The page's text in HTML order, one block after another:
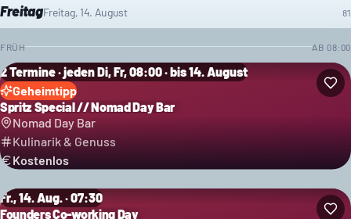
FreitagFreitag, 14. August 81
FRÜH AB 08:00
2 Termine · jeden Di, Fr, 08:00 · bis 14. August
Geheimtipp
Spritz Special // Nomad Day Bar
Nomad Day Bar
Kulinarik & Genuss
Kostenlos
Fr., 14. Aug. · 07:30
Founders Co-working Day